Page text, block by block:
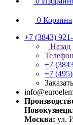
0 Корзина
+7 (3843)
Назад
+7
+7
Москва: ул.